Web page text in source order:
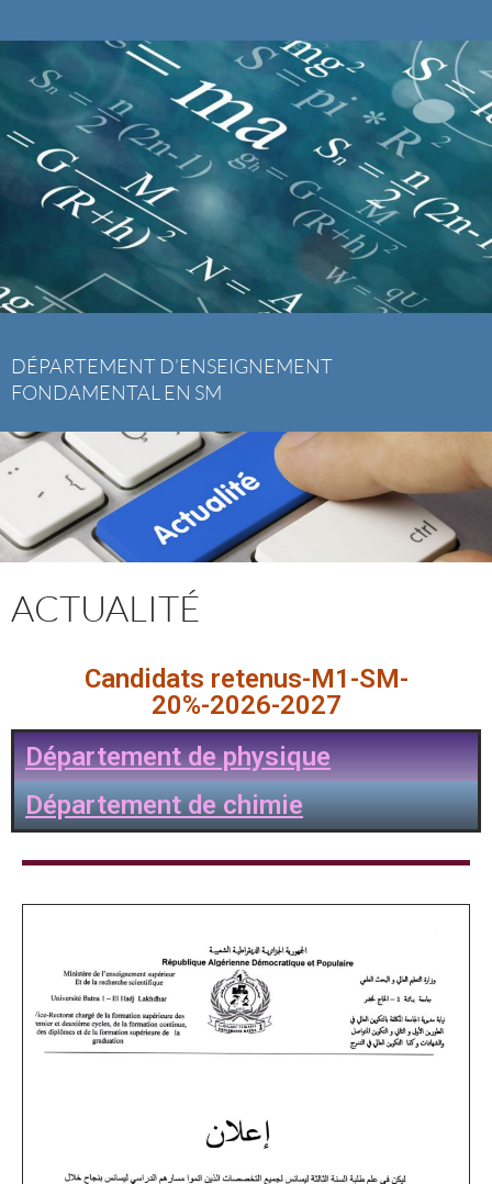
DÉPARTEMENT D’ENSEIGNEMENT
FONDAMENTAL EN SM
ACTUALITÉ
Candidats retenus-M1-SM-
20%-2026-2027
Département de physique
Département de chimie